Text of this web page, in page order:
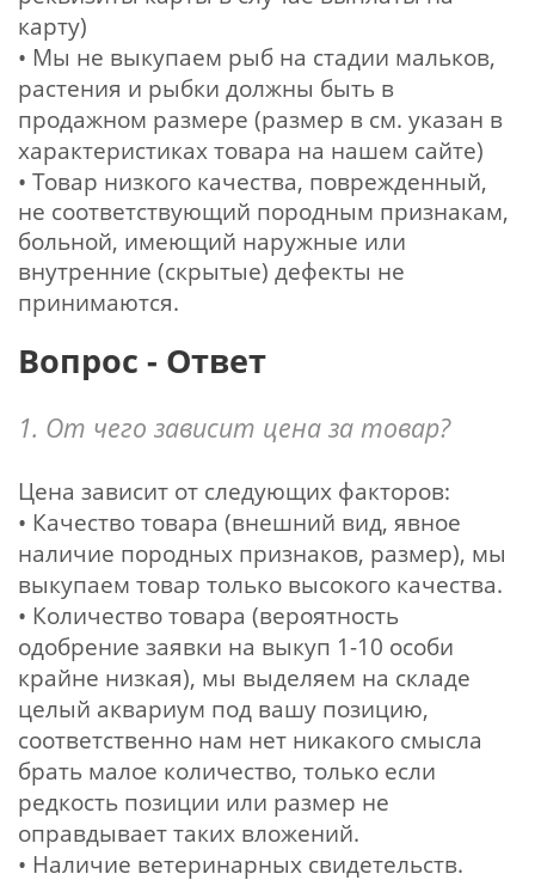
карту)
• Мы не выкупаем рыб на стадии мальков,
растения и рыбки должны быть в
продажном размере (размер в см. указан в
характеристиках товара на нашем сайте)
• Товар низкого качества, поврежденный,
не соответствующий породным признакам,
больной, имеющий наружные или
внутренние (скрытые) дефекты не
принимаются.
Вопрос - Ответ
1. От чего зависит цена за товар?
Цена зависит от следующих факторов:
• Качество товара (внешний вид, явное
наличие породных признаков, размер), мы
выкупаем товар только высокого качества.
• Количество товара (вероятность
одобрение заявки на выкуп 1-10 особи
крайне низкая), мы выделяем на складе
целый аквариум под вашу позицию,
соответственно нам нет никакого смысла
брать малое количество, только если
редкость позиции или размер не
оправдывает таких вложений.
• Наличие ветеринарных свидетельств.